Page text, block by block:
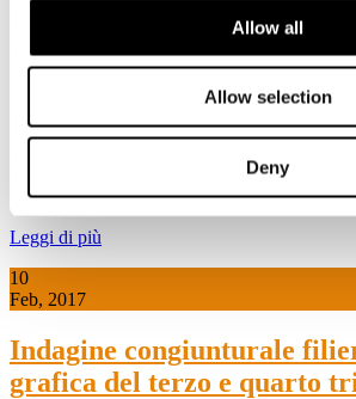
Allow all
Allow selection
Deny
Aperto 26/28 aprile 2017"
Dal 26 al 28 aprile aperti impianti in tutta
grazie al riciclo, una scatola torna in vita in
Cosa succede a giornali, scatole, sacchetti,
Come vengono riciclati e riportati a nuova vita?
Leggi di più
10
Feb, 2017
Indagine congiunturale
grafica del terzo e quarto